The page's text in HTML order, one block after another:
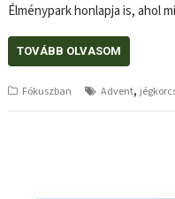
Élménypark honlapja is, ahol
TOVÁBB OLVASOM
Fókuszban Advent,